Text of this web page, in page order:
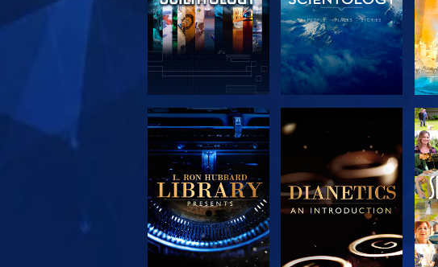
SERIE
ENTDECKEN
SERIE
ENTDECKEN